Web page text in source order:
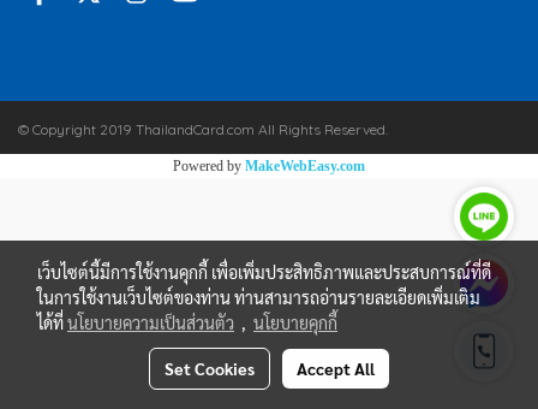
© Copyright 2019 ThailandCard.com All Rights Reserved.
Powered by MakeWebEasy.com
เว็บไซต์นี้มีการใช้งานคุกกี้ เพื่อเพิ่มประสิทธิภาพและประสบการณ์ที่ดี
ในการใช้งานเว็บไซต์ของท่าน ท่านสามารถอ่านรายละเอียดเพิ่มเติม
ได้ที่นโยบายความเป็นส่วนตัว , นโยบายคุกกี้
Set Cookies Accept All